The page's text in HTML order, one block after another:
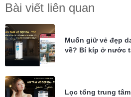
Bài viết liên quan
Muốn giữ vẻ đẹp
về? Bí kíp ở nước
Lọc tổng trung